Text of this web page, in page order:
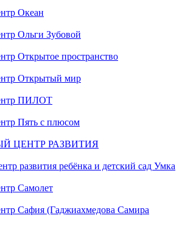
Океан
Ольги Зубовой
Открытое пространство
Открытый мир
ПИЛОТ
Пять с плюсом
ЦЕНТР РАЗВИТИЯ
развития ребёнка и детский сад Умка
Самолет
Сафия (Гаджиахмедова Самира